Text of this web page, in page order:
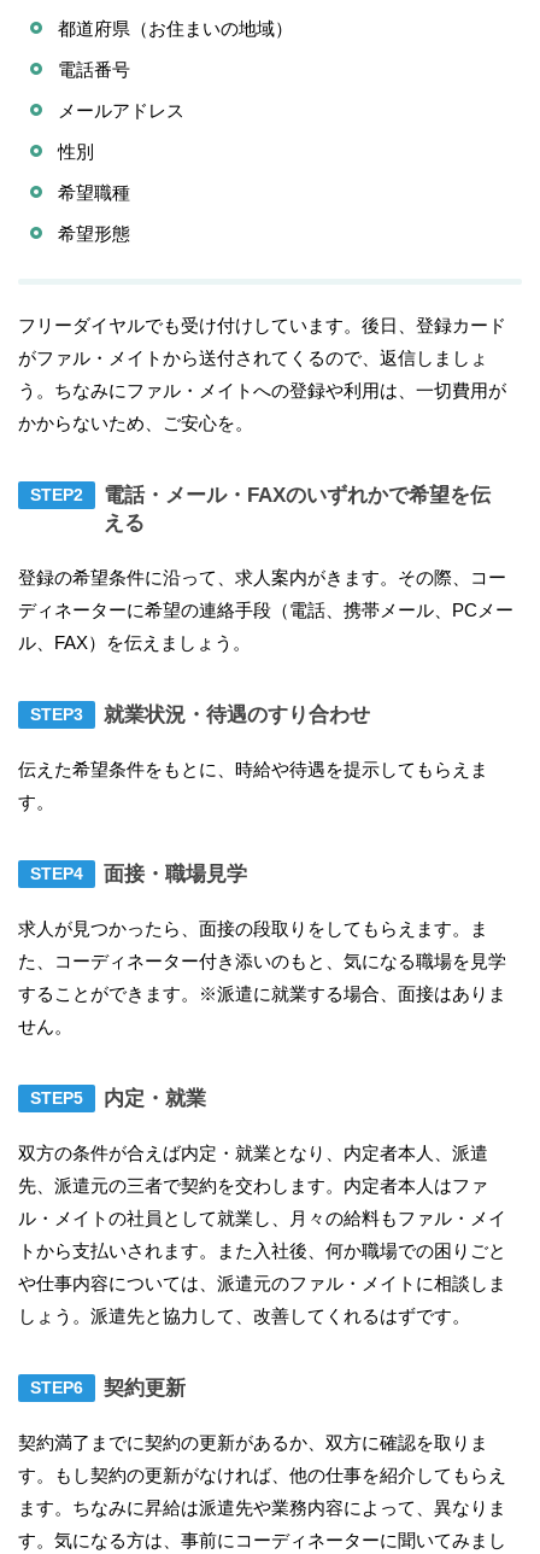
都道府県（お住まいの地域）
電話番号
メールアドレス
性別
希望職種
希望形態
フリーダイヤルでも受け付けしています。後日、登録カード
がファル・メイトから送付されてくるので、返信しましょ
う。ちなみにファル・メイトへの登録や利用は、一切費用が
かからないため、ご安心を。
電話・メール・FAXのいずれかで希望を伝
える
登録の希望条件に沿って、求人案内がきます。その際、コー
ディネーターに希望の連絡手段（電話、携帯メール、PCメー
ル、FAX）を伝えましょう。
就業状況・待遇のすり合わせ
伝えた希望条件をもとに、時給や待遇を提示してもらえま
す。
面接・職場見学
求人が見つかったら、面接の段取りをしてもらえます。ま
た、コーディネーター付き添いのもと、気になる職場を見学
することができます。※派遣に就業する場合、面接はありま
せん。
内定・就業
双方の条件が合えば内定・就業となり、内定者本人、派遣
先、派遣元の三者で契約を交わします。内定者本人はファ
ル・メイトの社員として就業し、月々の給料もファル・メイ
トから支払いされます。また入社後、何か職場での困りごと
や仕事内容については、派遣元のファル・メイトに相談しま
しょう。派遣先と協力して、改善してくれるはずです。
契約更新
契約満了までに契約の更新があるか、双方に確認を取りま
す。もし契約の更新がなければ、他の仕事を紹介してもらえ
ます。ちなみに昇給は派遣先や業務内容によって、異なりま
す。気になる方は、事前にコーディネーターに聞いてみまし